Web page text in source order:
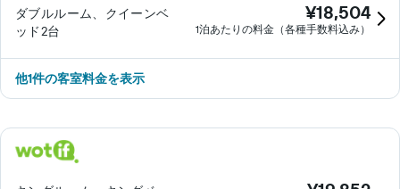
ダブルルーム、クイーンベ
ッド2台
¥18,504
1泊あたりの料金（各種手数料込み）
他1件の客室料金を表示